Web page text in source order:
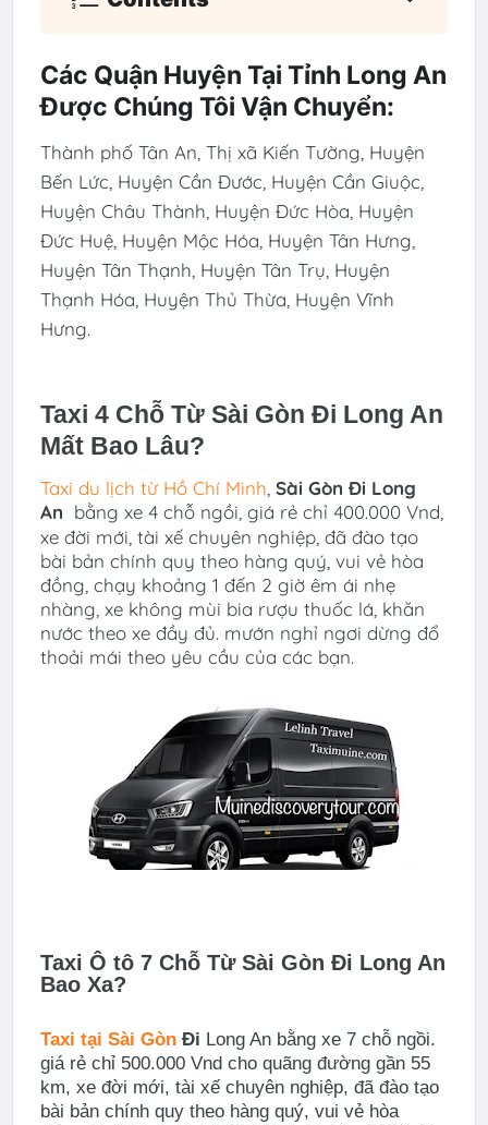
Các Quận Huyện Tại Tỉnh Long An
Được Chúng Tôi Vận Chuyển:
Thành phố Tân An, Thị xã Kiến Tường, Huyện
Bến Lức, Huyện Cần Đước, Huyện Cần Giuộc,
Huyện Châu Thành, Huyện Đức Hòa, Huyện
Đức Huệ, Huyện Mộc Hóa, Huyện Tân Hưng,
Huyện Tân Thạnh, Huyện Tân Trụ, Huyện
Thạnh Hóa, Huyện Thủ Thừa, Huyện Vĩnh
Hưng.
Taxi 4 Chỗ Từ Sài Gòn Đi Long An
Mất Bao Lâu?
Taxi du lịch từ Hồ Chí Minh Sài Gòn Đi Long
An bằng xe 4 chỗ ngồi, giá rẻ chỉ 400.000 Vnd,
xe đời mới, tài xế chuyên nghiệp, đã đào tạo
bài bản chính quy theo hàng quý, vui vẻ hòa
đồng, chạy khoảng 1 đến 2 giờ êm ái nhẹ
nhàng, xe không mùi bia rượu thuốc lá, khăn
nước theo xe đầy đủ. mướn nghỉ ngơi dừng đổ
thoải mái theo yêu cầu của các bạn.
Taxi Ô tô 7 Chỗ Từ Sài Gòn Đi Long An
Bao Xa?
Taxi tại Sài GònĐi Long An bằng xe 7 chỗ ngồi.
giá rẻ chỉ 500.000 Vnd cho quãng đường gần 55
km, xe đời mới, tài xế chuyên nghiệp, đã đào tạo
bài bản chính quy theo hàng quý, vui vẻ hòa